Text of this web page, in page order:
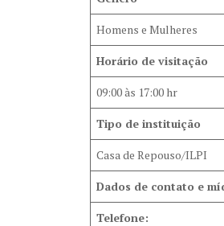
Homens e Mulheres
Horário de visitação
09:00 às 17:00 hr
Tipo de instituição
Casa de Repouso/ILPI
Dados de contato e
Telefone: